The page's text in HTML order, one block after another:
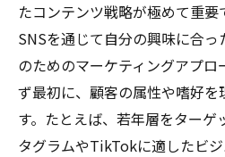
たコンテンツ戦略が極めて重要
SNSを通じて自分の興味に合
のためのマーケティングアプロ
ず最初に、顧客の属性や嗜好
す。たとえば、若年層をターゲ
タグラムやTikTokに適したビ